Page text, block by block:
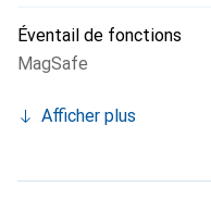
Éventail de fonctions
MagSafe
Afficher plus